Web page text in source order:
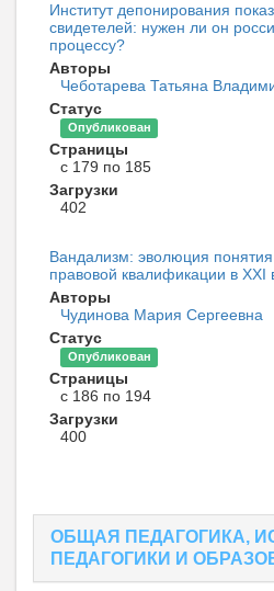
Институт депонирования
свидетелей: нужен ли он
процессу?
Авторы
Чеботарева Татьяна
Статус
Опубликован
Страницы
с 179 по 185
Загрузки
402
Вандализм: эволюция
правовой квалификации в XXI
Авторы
Чудинова Мария Сергеевна
Статус
Опубликован
Страницы
с 186 по 194
Загрузки
400
ОБЩАЯ ПЕДАГОГИКА,
ПЕДАГОГИКИ И